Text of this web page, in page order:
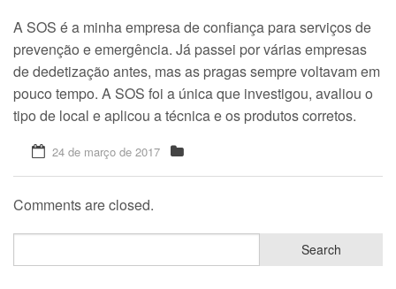
Quem Somos
A SOS é a minha empresa de confiança para serviços de
prevenção e emergência. Já passei por várias empresas
de dedetização antes, mas as pragas sempre voltavam em
pouco tempo. A SOS foi a única que investigou, avaliou o
tipo de local e aplicou a técnica e os produtos corretos.
24 de março de 2017
Comments are closed.